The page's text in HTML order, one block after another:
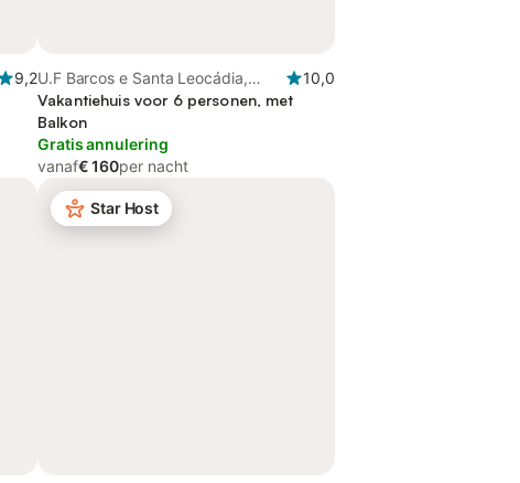
9,2U.F Barcos e Santa Leocádia,
Centro (Portugal)
10,0
Vakantiehuis voor 6 personen, met
Balkon
Gratis annulering
vanaf€ 160per nacht
Star Host